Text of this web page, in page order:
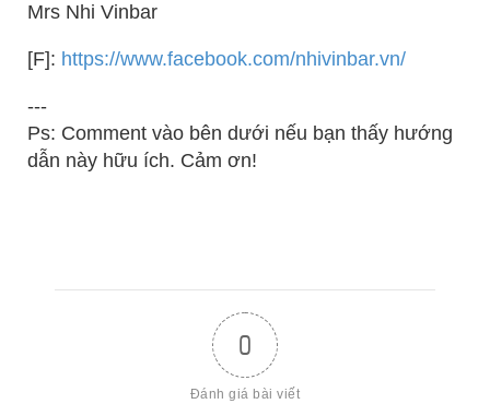
Mrs Nhi Vinbar
[F]: https://www.facebook.com/nhivinbar.vn/
---
Ps: Comment vào bên dưới nếu bạn thấy hướng
dẫn này hữu ích. Cảm ơn!
0
Đánh giá bài viết